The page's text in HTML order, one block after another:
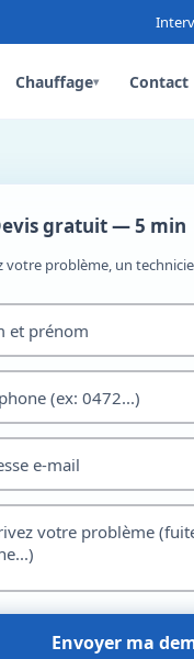
Chauffage▾ Contact
gratuit — 5 min
votre problème, un
Envoyer ma